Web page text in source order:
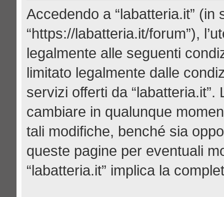
Accedendo a “labatteria.it” (in
“https://labatteria.it/forum”),
legalmente alle seguenti
limitato legalmente dalle
servizi offerti da
cambiare in qualunque
tali modifiche, benché sia
queste pagine per eventuali
“labatteria.it” implica la